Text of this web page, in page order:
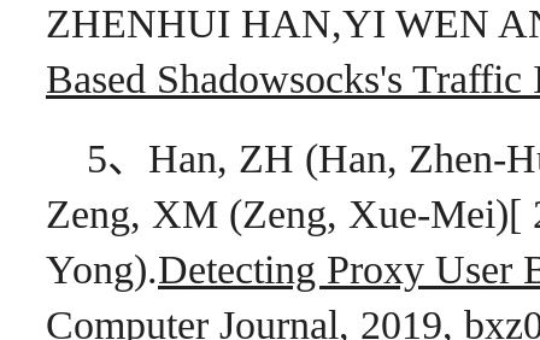
ZHENHUI HAN,YI WEN
Based Shadowsocks's
5、Han, ZH (Han, Zhen-
Zeng, XM (Zeng, Xue-
Yong).Detecting Proxy User
Computer Journal, 2019,